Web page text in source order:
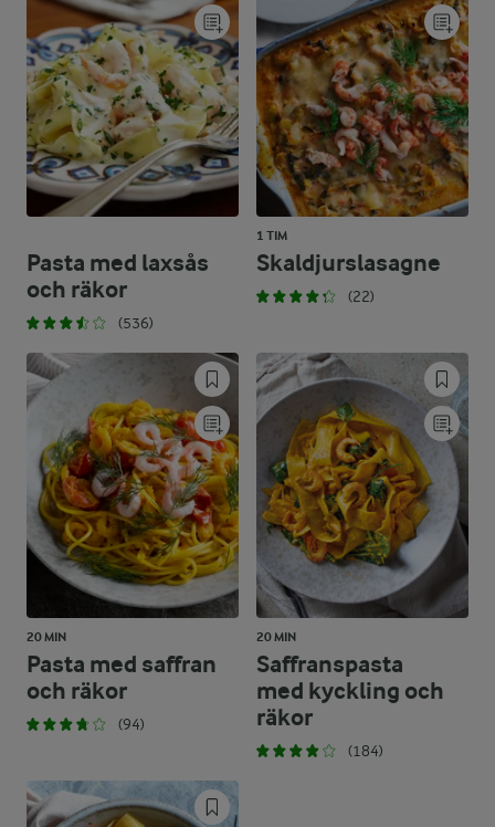
Pasta med laxsås
och räkor
(536)
1 TIM
Skaldjurslasagne
(22)
20 MIN
Pasta med saffran
och räkor
(94)
20 MIN
Saffranspasta
med kyckling och
räkor
(184)